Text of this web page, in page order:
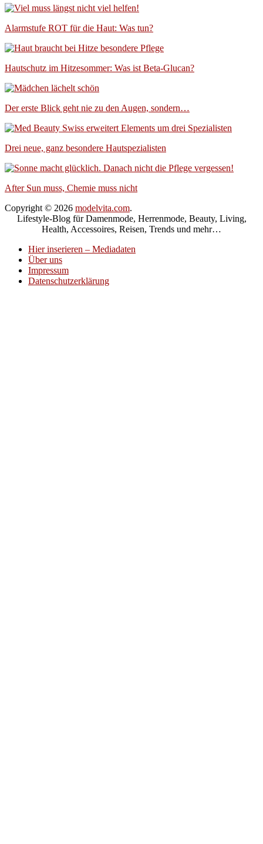
Alarmstufe ROT für die Haut: Was tun?
Hautschutz im Hitzesommer: Was ist Beta-Glucan?
Der erste Blick geht nie zu den Augen, sondern…
Drei neue, ganz besondere Hautspezialisten
After Sun muss, Chemie muss nicht
Copyright © 2026 modelvita.com.
Lifestyle-Blog für Damenmode, Herrenmode, Beauty, Living,
Health, Accessoires, Reisen, Trends und mehr…
Hier inserieren – Mediadaten
Über uns
Impressum
Datenschutzerklärung